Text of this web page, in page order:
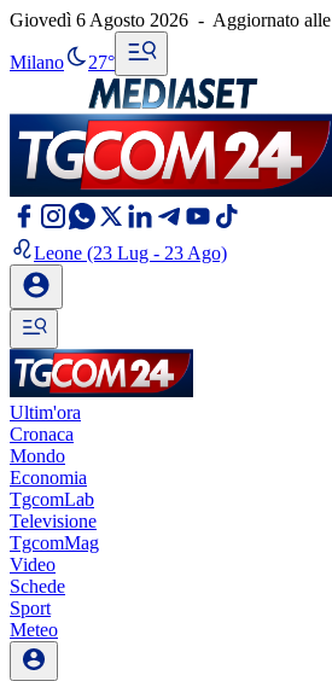
Giovedì 6 Agosto 2026 - Aggiornato alle
Milano 27°
Leone (23 Lug - 23 Ago)
Ultim'ora
Cronaca
Mondo
Economia
TgcomLab
Televisione
TgcomMag
Video
Schede
Sport
Meteo